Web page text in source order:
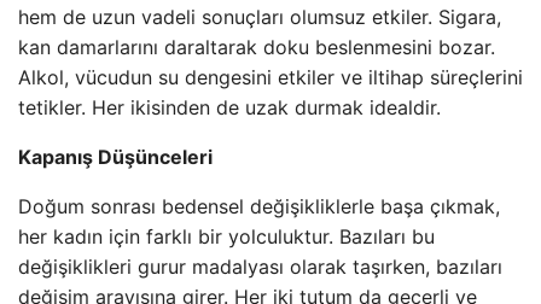
hem de uzun vadeli sonuçları olumsuz etkiler. Sigara,
kan damarlarını daraltarak doku beslenmesini bozar.
Alkol, vücudun su dengesini etkiler ve iltihap süreçlerini
tetikler. Her ikisinden de uzak durmak idealdir.
Kapanış Düşünceleri
Doğum sonrası bedensel değişikliklerle başa çıkmak,
her kadın için farklı bir yolculuktur. Bazıları bu
değişiklikleri gurur madalyası olarak taşırken, bazıları
değişim arayışına girer. Her iki tutum da geçerli ve